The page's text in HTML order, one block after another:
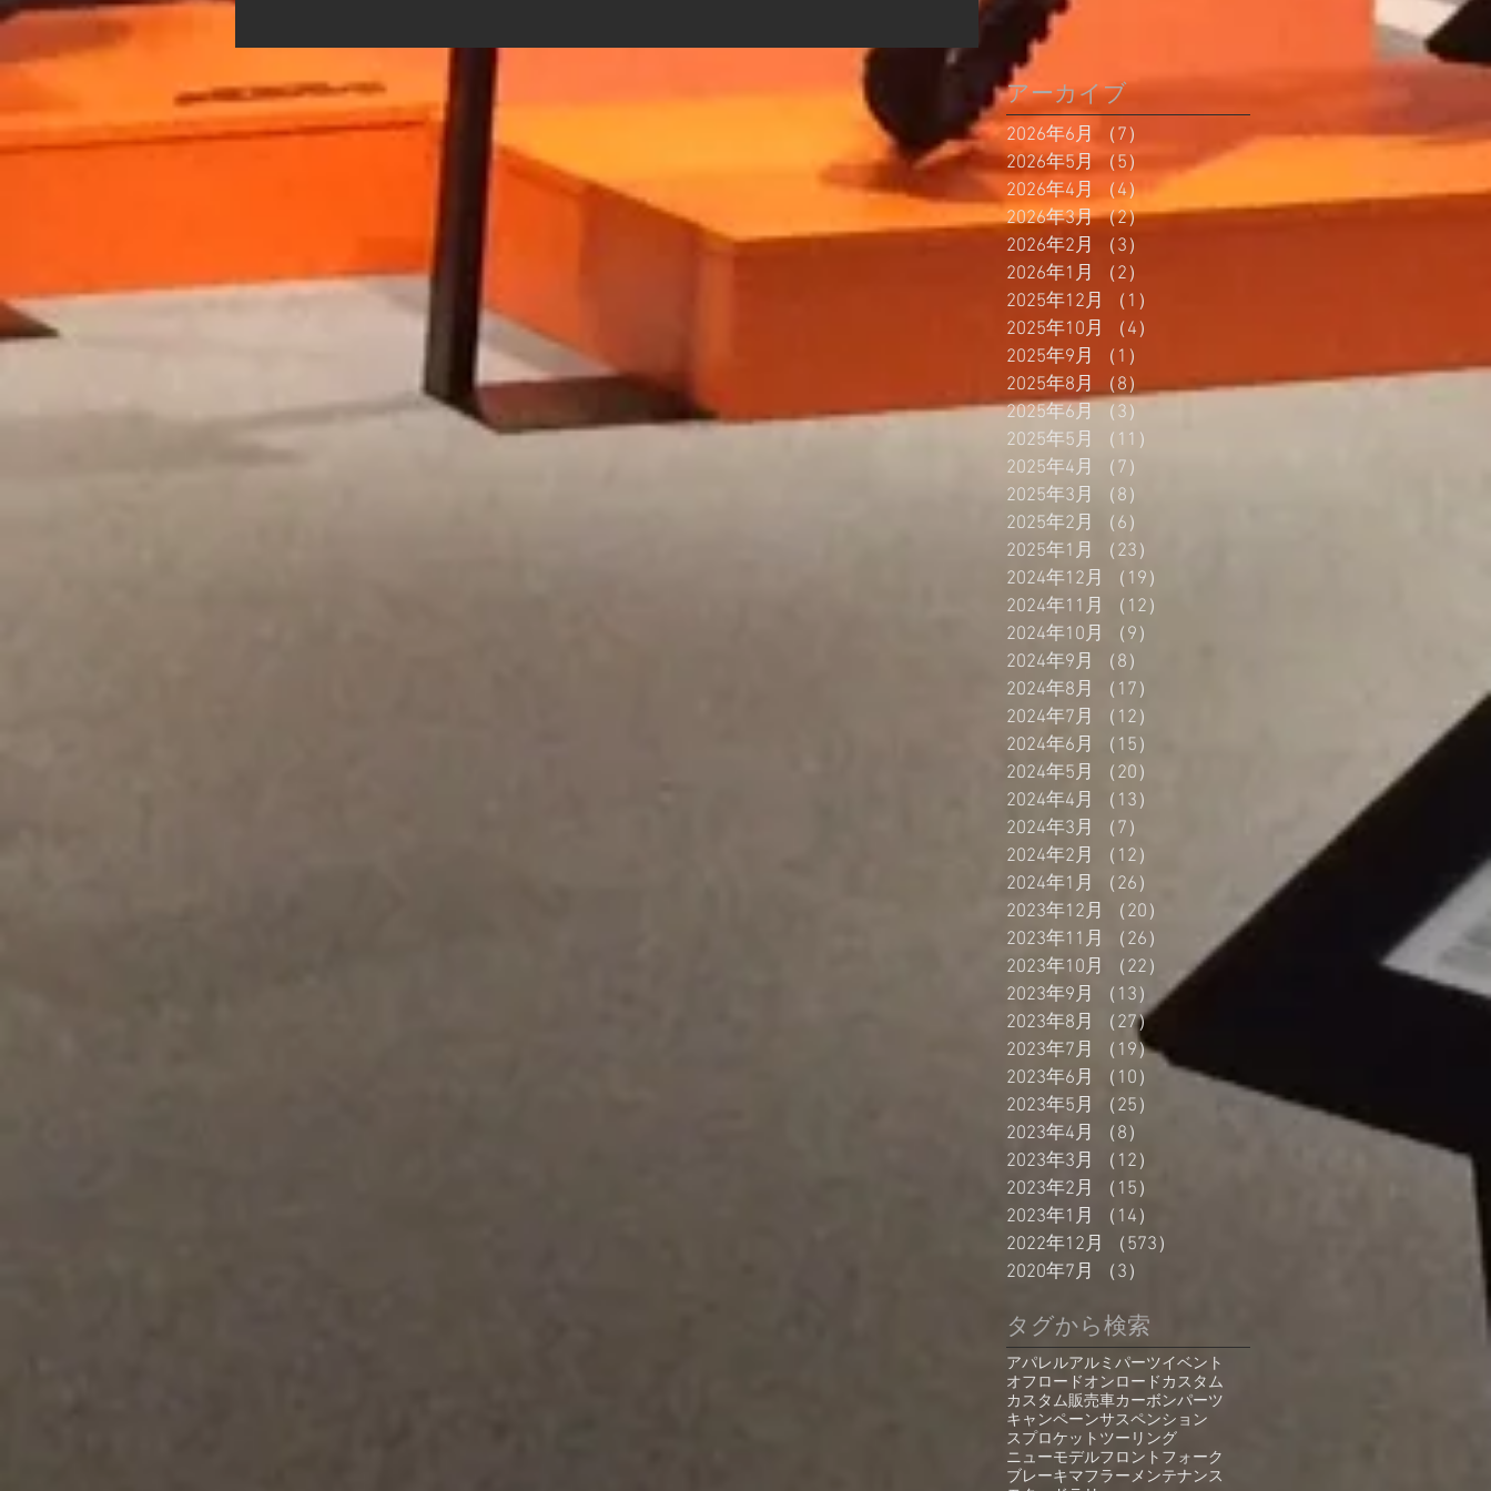
アーカイブ
2026年6月 （7）
2026年5月
（5）
5件の記事
2026年4月
（4）4件の記事
2026年3月 （2）2件の記事
2026年2月
（3）
2026年1月
（2）
2025年12月
（1）
2025年10月
（4）
2025年9月
（1）
2025年8月
（8）8件の記事
2025年6月
（3）
2025年5月
（11）
2025年4月
（7）
2025年3月
（8）
2025年2月
（6）
2025年1月
（23）
2024年12月
（19）
2024年11月
（12）
2024年10月
（9）
2024年9月
（8）
2024年8月
（17）
2024年7月
（12）
2024年6月
（15）
2024年5月
（20）
2024年4月
（13）
2024年3月
（7）
2024年2月
（12）
2024年1月
（26）
2023年12月
（20）
20件の記事
2023年11月
（26）
26件の記事
2023年10月
（22）
22件の記事
2023年9月
（13）
13件の記事
2023年8月
（27）
2023年7月
（19）19件の記事
2023年6月
（10）
10件の記事
2023年5月
（25）
2023年4月
（8）
2023年3月
（12）
2023年2月
（15）
2023年1月
（14）
2022年12月
（573）
2020年7月
（3）
タグから検索
アパレルアルミパーツイベント
オフロードオンロードカスタム
カスタム販売車カーボンパーツ
キャンペーンサスペンション
スプロケット ツーリング
ニューモデルフロントフォーク
ブレーキマフラーメンテナンス